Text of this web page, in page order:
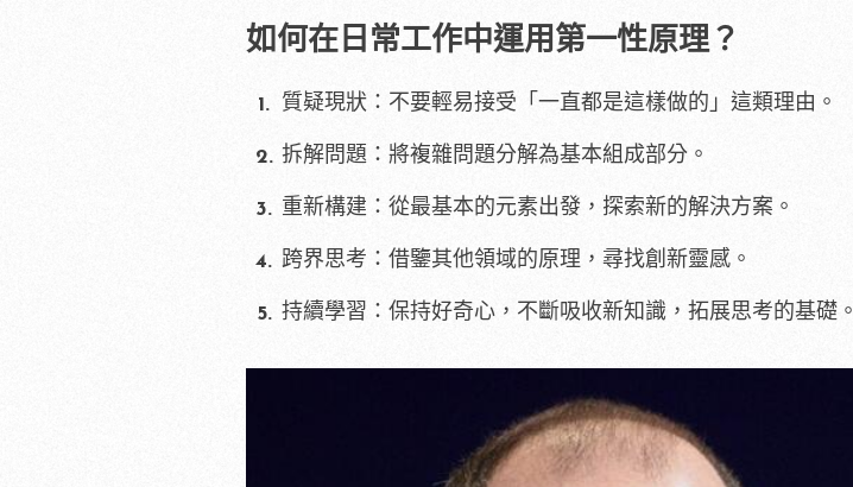
如何在日常工作中運用第一性原理？
質疑現狀：不要輕易接受「一直都是這樣做的」這類理由。
拆解問題：將複雜問題分解為基本組成部分。
重新構建：從最基本的元素出發，探索新的解決方案。
跨界思考：借鑒其他領域的原理，尋找創新靈感。
持續學習：保持好奇心，不斷吸收新知識，拓展思考的基礎。